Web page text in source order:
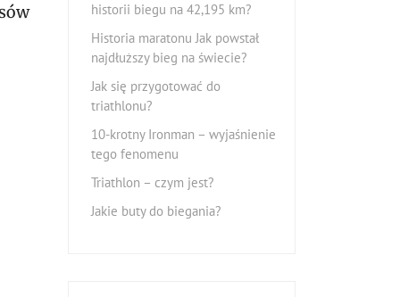
historii biegu na 42,195 km?
Historia maratonu Jak powstał
najdłuższy bieg na świecie?
Jak się przygotować do
triathlonu?
10-krotny Ironman – wyjaśnienie
tego fenomenu
Triathlon – czym jest?
Jakie buty do biegania?